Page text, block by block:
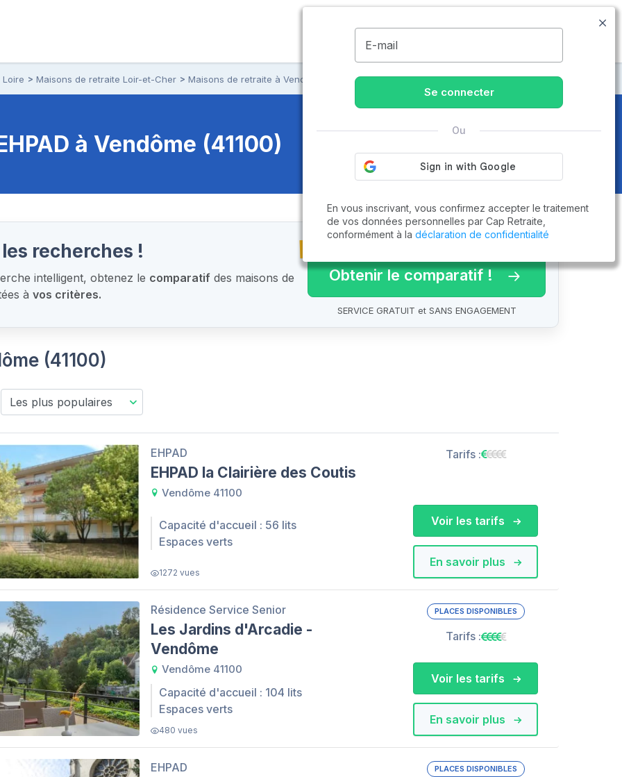
09.74.59.59.57
Maisons de retraite Loir-et-Cher Maisons de retraite à Vendôme
à Vendôme (41100)
recherches !
intelligent, obtenez le comparatifdes maisons de
à vos critères.
Obtenir le comparatif !
SERVICE GRATUIT et SANS ENGAGEMENT
(41100)
EHPAD
EHPAD la Clairière des Coutis
Vendôme 41100
Capacité d'accueil : 56 lits
Espaces verts
1272 vues
Tarifs :
En savoir plus
Voir les tarifs
Résidence Service Senior
Les Jardins d'Arcadie -
Vendôme
Vendôme 41100
Capacité d'accueil : 104 lits
Espaces verts
480 vues
PLACES DISPONIBLES
Tarifs :
En savoir plus
Voir les tarifs
EHPAD PLACES DISPONIBLES
E-mail
Se connecter
Ou
En vous inscrivant, vous confirmez accepter le traitement
de vos données personnelles par Cap Retraite,
conformément à la déclaration de confidentialité